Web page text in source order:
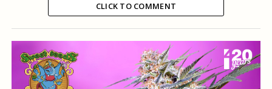
CLICK TO COMMENT